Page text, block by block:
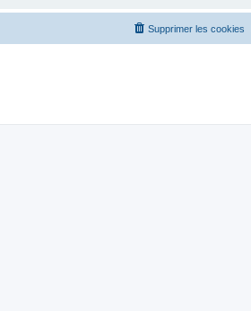
Supprimer les cookies